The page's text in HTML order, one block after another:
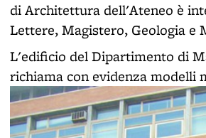
di Architettura dell'Ateneo è
Lettere, Magistero, Geologia e
L'edificio del Dipartimento di
richiama con evidenza modelli